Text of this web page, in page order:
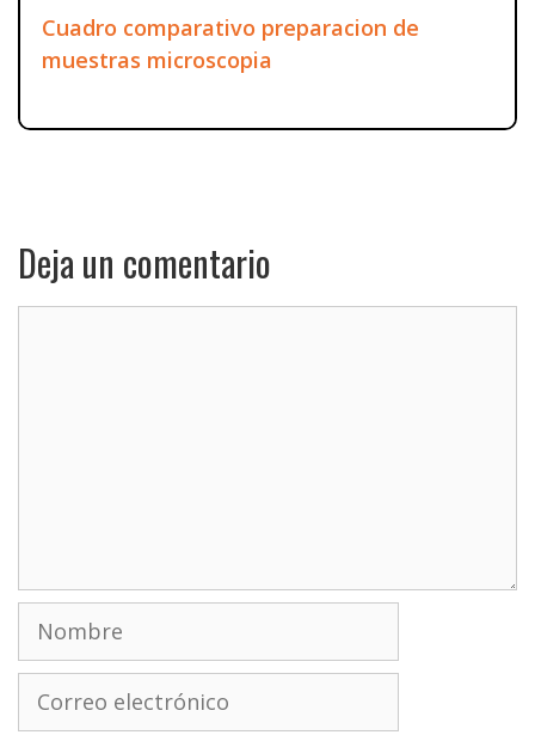
Cuadro comparativo preparacion de
muestras microscopia
Deja un comentario
Nombre
electrónico